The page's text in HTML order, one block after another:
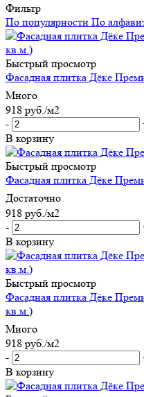
Фильтр
По популярности По
Быстрый просмотр
Фасадная плитка Дёке
Много
918 руб./м2
-
В корзину
Быстрый просмотр
Фасадная плитка Дёке
Достаточно
918 руб. /м2
-
В корзину
Быстрый просмотр
Фасадная плитка Дёке
кв.м.)
Много
918 руб./м2
-
В корзину